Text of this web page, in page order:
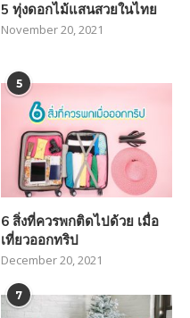
5 ทุ่งดอกไม้แสนสวยในไทย
November 20, 2021
5
6 สิ่งที่ควรพกติดไปด้วย เมื่อ
เที่ยวออกทริป
December 20, 2021
7